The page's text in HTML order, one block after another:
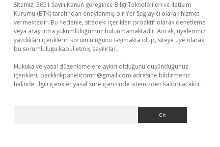
Sitemiz, 5651 Sayılı Kanun gereğince Bilgi Teknolojileri ve İletişim
Kurumu (BTK) tarafından onaylanmış bir Yer Sağlayıcı olarak hizmet
vermektedir. Bu nedenle, sitedeki içerikleri proaktif olarak denetleme
veya araştırma yükümlülüğümüz bulunmamaktadır. Ancak, üyelerimiz
yazdıkları içeriklerin sorumluluğunu taşımakta olup, siteye üye olarak
bu sorumluluğu kabul etmiş sayılırlar.
Hukuka ve yasal düzenlemelere aykırı olduğunu düşündüğünüz
içerikleri, backlinkpanelicomtr@gmail.com adresine bildirmeniz
halinde, ilgili içerikler yasal süre içerisinde sitemizden kaldırılacaktır.